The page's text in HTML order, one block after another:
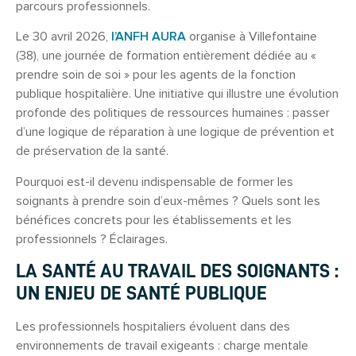
parcours professionnels.
Le 30 avril 2026, l’ANFH AURA organise à Villefontaine
(38), une journée de formation entièrement dédiée au «
prendre soin de soi » pour les agents de la fonction
publique hospitalière. Une initiative qui illustre une évolution
profonde des politiques de ressources humaines : passer
d’une logique de réparation à une logique de prévention et
de préservation de la santé.
Pourquoi est-il devenu indispensable de former les
soignants à prendre soin d’eux-mêmes ? Quels sont les
bénéfices concrets pour les établissements et les
professionnels ? Éclairages.
LA SANTÉ AU TRAVAIL DES SOIGNANTS :
UN ENJEU DE SANTÉ PUBLIQUE
Les professionnels hospitaliers évoluent dans des
environnements de travail exigeants : charge mentale